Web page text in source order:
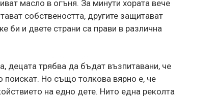
масло в огъня. За минути хората вече
собствеността, другите защитават
би и двете страни са прави в различна
децата трябва да бъдат възпитавани, че
поискат. Но също толкова вярно е, че
на едно дете. Нито една реколта